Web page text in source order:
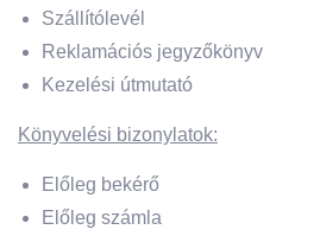
Szállítólevél
Reklamációs jegyzőkönyv
Kezelési útmutató
Könyvelési bizonylatok:
Előleg bekérő
Előleg számla